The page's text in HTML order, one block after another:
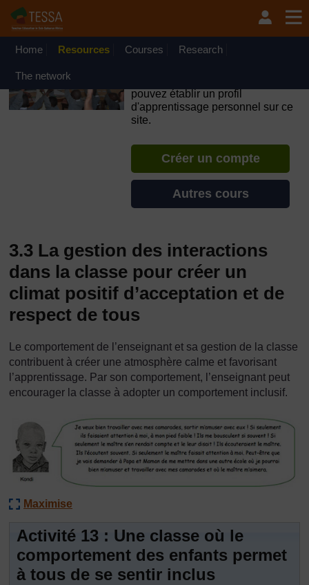
Passer au contenu principal
OpenLearn Create will be unavailable on Wednesday 12
August 2026 from 8am to 10.30am (GMT) due to routine
Home Resources Courses Research
The network
pouvez établir un profil
d'apprentissage personnel sur ce
site.
Créer un compte
Autres cours
3.3 La gestion des interactions
dans la classe pour créer un
climat positif d’acceptation et de
respect de tous
Le comportement de l’enseignant et sa gestion de la classe
contribuent à créer une atmosphère calme et favorisant
l’apprentissage. Par son comportement, l’enseignant peut
encourager la classe à adopter un comportement inclusif.
Maximise
Activité 13 : Une classe où le
comportement des enfants permet
à tous de se sentir inclus